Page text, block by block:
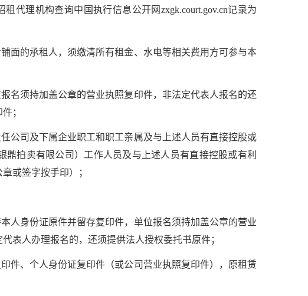
代理机构查询中国执行信息公开网zxgk.court.gov.cn记录为
面的承租人，须缴清所有租金、水电等相关费用方可参与本
名须持加盖公章的营业执照复印件，非法定代表人报名的还
；
公司及下属企业职工和职工亲属及与上述人员有直接控股或
拍卖有限公司）工作人员及与上述人员有直接控股或有利
或签字按手印）；
人身份证原件并留存复印件，单位报名须持加盖公章的营业
表人办理报名的，还须提供法人授权委托书原件；
件、个人身份证复印件（或公司营业执照复印件），原租赁